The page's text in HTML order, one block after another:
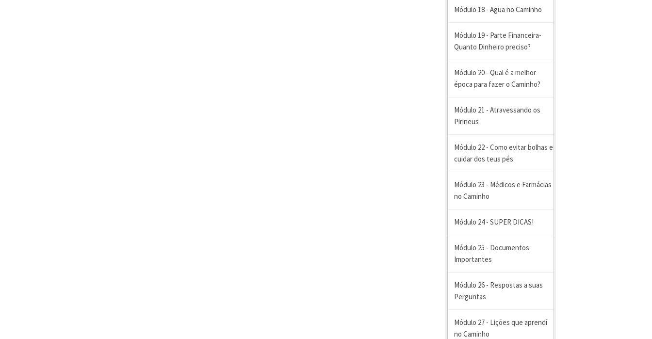
Módulo 18 - Agua no Caminho
Módulo 19 - Parte Financeira-
Quanto Dinheiro preciso?
Módulo 20 - Qual é a melhor
época para fazer o Caminho?
Módulo 21 - Atravessando os
Pirineus
Módulo 22 - Como evitar bolhas e
cuidar dos teus pés
Módulo 23 - Médicos e Farmácias
no Caminho
Módulo 24 - SUPER DICAS!
Módulo 25 - Documentos
Importantes
Módulo 26 - Respostas a suas
Perguntas
Módulo 27 - Lições que aprendí
no Caminho